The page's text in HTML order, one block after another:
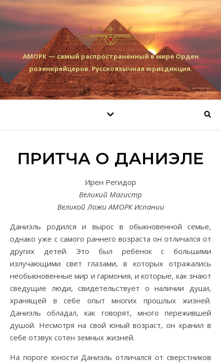
АМОРК — самый распространённый в мире Орден
розенкрейцеров. Русскоязычная юрисдикция.
ПРИТЧА О ДАНИЭЛЕ
Ирен Регидор
Великий Магистр
Великой Ложи АМОРК Испании
Даниэль родился и вырос в обыкновенной семье,
однако уже с самого раннего возраста он отличался от
других детей. Это был ребёнок с большими
излучающими свет глазами, в которых отражались
необыкновенные мир и гармония, и которые, как знают
сведущие люди, свидетельствует о наличии души,
хранящей в себе опыт многих прошлых жизней.
Даниэль обладал, как говорят, много пережившей
душой. Несмотря на свой юный возраст, он хранил в
себе отзвук сотен земных жизней.
На пороге юности Даниэль отличался от сверстников